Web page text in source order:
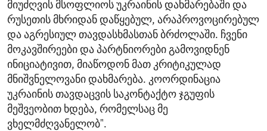
მიუძღვის მსოფლიოს უკრაინის დახმარებაში და
რუსეთის მხრიდან დაწყებულ, არაპროვოცირებულ
და აგრესიულ თავდასხმასთან ბრძოლაში. ჩვენი
მოკავშირეები და პარტნიორები გამოვიდნენ
ინიციატივით, მიაწოდონ მათ კრიტიკულად
მნიშვნელოვანი დახმარება. კოორდინაცია
უკრაინის თავდაცვის საკონტაქტო ჯგუფის
მეშვეობით ხდება, რომელსაც მე
ვხელმძღვანელობ".